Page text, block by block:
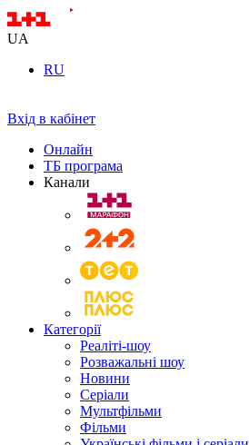
UA
RU
Вхід в кабінет
Онлайн
ТБ програма
Канали
Категорії
Реаліті-шоу
Розважальні шоу
Новини
Серіали
Мультфільми
Фільми